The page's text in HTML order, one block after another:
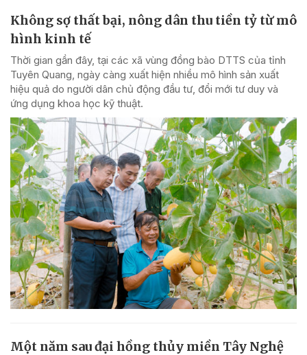
Không sợ thất bại, nông dân thu tiền tỷ từ mô
hình kinh tế
Thời gian gần đây, tại các xã vùng đồng bào DTTS của tỉnh
Tuyên Quang, ngày càng xuất hiện nhiều mô hình sản xuất
hiệu quả do người dân chủ động đầu tư, đổi mới tư duy và
ứng dụng khoa học kỹ thuật.
Một năm sau đại hồng thủy miền Tây Nghệ